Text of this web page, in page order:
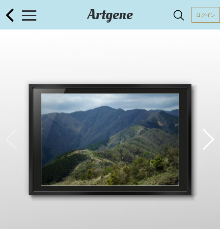
Artgene ログイン